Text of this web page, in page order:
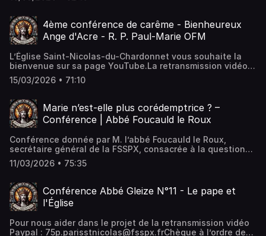
au dimanche) de 7H à 20H30.Tous les horaires des offices
ici : https://www.saintnicolasduchardonnet....Pour
soutenir la retransmission vidéo PayPal :
Sacerdotale Saint Pie X Prieuré Sainte Geneviève 23, rue
des Bernardins 75005 PARISIBAN : FR76 3000 3036 0000
0502 7872 952BIC : SOGEFRPPQue Dieu vous
bénisse.Transcription
4ème conférence de carême - Bienheureux
Ange d'Acre - R. P. Paul-Marie OFM
L’Église Saint-Nicolas-du-Chardonnet vous souhaite la
bienvenue sur sa page YouTube.La retransmission vidéo
de la messe dominicale ne remplace ni ne dispense de
l’obligation d’assister physiquement à la messe pour ceux
au dimanche) de 7H à 20H30.Tous les horaires des offices
ici : https://www.saintnicolasduchardonnet....Pour
soutenir la retransmission vidéo PayPal :
Sacerdotale Saint Pie X Prieuré Sainte Geneviève 23, rue
des Bernardins 75005 PARISIBAN : FR76 3000 3036 0000
0502 7872 952BIC : SOGEFRPPQue Dieu vous bénisse.
15/03/2026 • 71:10
Marie n’est-elle plus corédemptrice ? –
Conférence | Abbé Foucauld le Roux
Conférence donnée par M. l’abbé Foucauld le Roux,
secrétaire général de la FSSPX, consacrée à la question
suivante : « Marie n’est-elle plus corédemptrice depuis le
4 novembre 2025 ? »Cette intervention s’inscrit dans le
théologique), qui s’est tenu le samedi 10 janvier 2026 à
Paris. À partir de la note doctrinale Mater Populi fidelis du
4 novembre 2025, l’abbé le Roux examine la portée et la
Corédemptrice et de Médiatrice attribués à la Très Sainte
11/03/2026 • 75:35
Conférence Abbé Gleize N°11 - Le pape et
l'Église
Pour nous aider dans le projet de la retransmission vidéo
Paypal : 75p.parisstnicolas@fsspx.frChèque à l’ordre de